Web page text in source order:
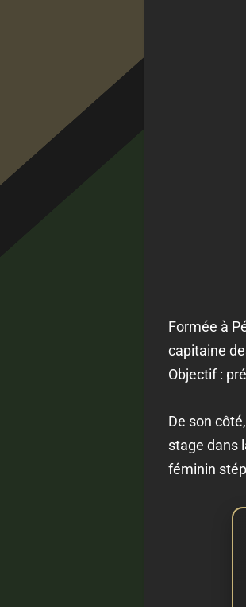
Formée à
capitaine
Objectif :
De son
stage dans
féminin